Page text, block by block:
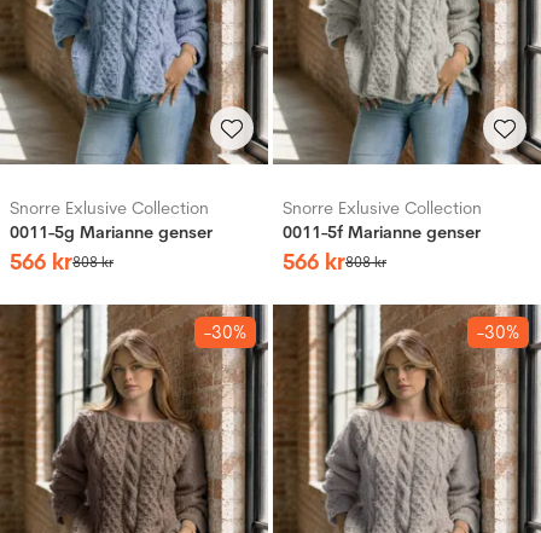
Snorre Exlusive Collection
0011-5g Marianne genser
566 kr808kr
Snorre Exlusive Collection
0011-5f Marianne genser
566 kr808kr
-30% -30%